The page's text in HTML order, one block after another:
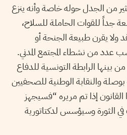
من الجدل حوله خاصة وأنه ينزع
جداً للقوات الحاملة للسلاح،
ولا يقرن طبيعة الجنحة أو
عدد من نشطاء المجتمع المدني.
الـ11 والتي من بينها الرابطة التونسية للدفاع
والنقابة الوطنية للصحفيين
القانون إذا تم مريره “فسيجهز
الثورة وسيؤسس لدكتاتورية